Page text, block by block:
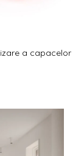
a capacelor